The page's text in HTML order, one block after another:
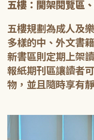
五樓：開架閱覽區
五樓規劃為成人及
多樣的中、外文書
新書區則定期上架
報紙期刊區讓讀者
物，並且隨時享有